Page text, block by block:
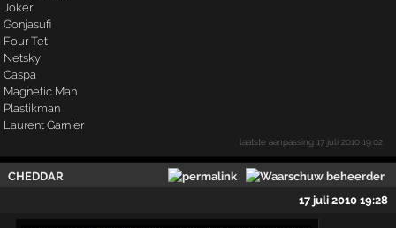
Joker
Gonjasufi
Four Tet
Netsky
Caspa
Magnetic Man
Plastikman
Laurent Garnier
laatste aanpassing17 juli 2010 19:02
CHEDDAR
17 juli 2010 19:28